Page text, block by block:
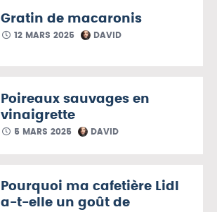
Gratin de macaronis
12 MARS 2025 DAVID
Poireaux sauvages en
vinaigrette
5 MARS 2025 DAVID
Pourquoi ma cafetière Lidl
a-t-elle un goût de